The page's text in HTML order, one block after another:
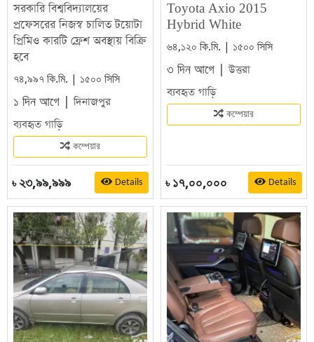
সরকারি বিশ্ববিদ্যালয়ের
প্রফেসরের নিজস্ব চালিত টয়োটা
প্রিমিও কারটি ফ্রেশ অবস্থায় বিক্রি
হবে
৭৪,৯৯৭ কি.মি. | ১৫০০ সিসি
১ দিন আগে |দিনাজপুর
ব্যবহৃত গাড়ি
কম্পেয়ার
৳ ২৩,৯৯,৯৯৯ Details
Toyota Axio 2015
Hybrid White
৬৪,১২০ কি.মি. | ১৫০০ সিসি
৩ দিন আগে |উত্তরা
ব্যবহৃত গাড়ি
কম্পেয়ার
৳ ১৭,০০,০০০ Details